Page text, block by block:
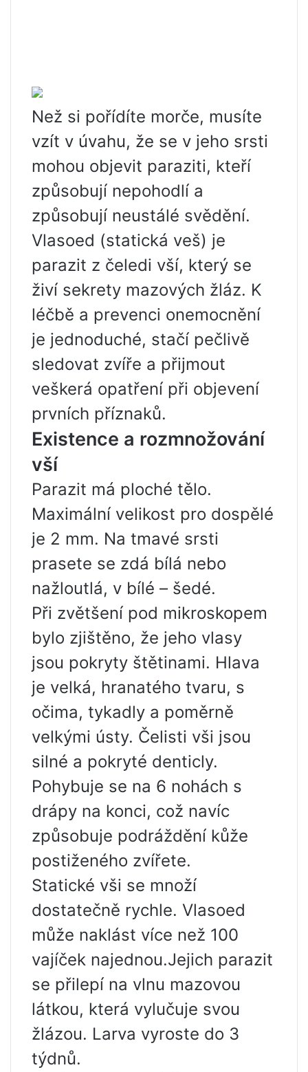
Než si pořídíte morče, musíte
vzít v úvahu, že se v jeho srsti
mohou objevit paraziti, kteří
způsobují nepohodlí a
způsobují neustálé svědění.
Vlasoed (statická veš) je
parazit z čeledi vší, který se
živí sekrety mazových žláz. K
léčbě a prevenci onemocnění
je jednoduché, stačí pečlivě
sledovat zvíře a přijmout
veškerá opatření při objevení
prvních příznaků.
Existence a rozmnožování
vší
Parazit má ploché tělo.
Maximální velikost pro dospělé
je 2 mm. Na tmavé srsti
prasete se zdá bílá nebo
nažloutlá, v bílé – šedé.
Při zvětšení pod mikroskopem
bylo zjištěno, že jeho vlasy
jsou pokryty štětinami. Hlava
je velká, hranatého tvaru, s
očima, tykadly a poměrně
velkými ústy. Čelisti vši jsou
silné a pokryté denticly.
Pohybuje se na 6 nohách s
drápy na konci, což navíc
způsobuje podráždění kůže
postiženého zvířete.
Statické vši se množí
dostatečně rychle. Vlasoed
může naklást více než 100
vajíček najednou.Jejich parazit
se přilepí na vlnu mazovou
látkou, která vylučuje svou
žlázou. Larva vyroste do 3
týdnů.